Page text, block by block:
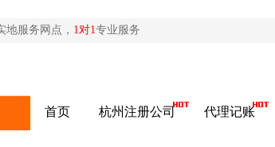
地服务网点， 1对1专业服务
首页 杭州注册公司 代理记账